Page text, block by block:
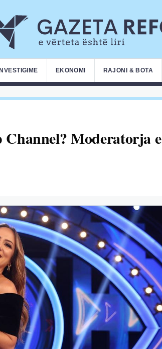
INVESTIGIME EKONOMI RAJONI & BOTA
Moderatorja e